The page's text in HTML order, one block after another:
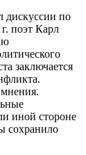
дискуссии по
поэт Карл
заключается
иной стороне
сохранило